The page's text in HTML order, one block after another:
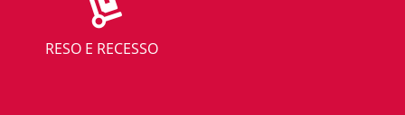
RESO E RECESSO